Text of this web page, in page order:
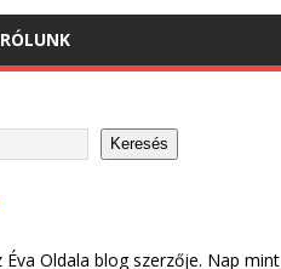
RÓLUNK
Keresés
Éva Oldala blog szerzője. Nap mint